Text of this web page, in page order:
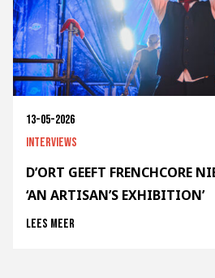
13-05-2026
Interviews
D’ORT GEEFT FRENCHCORE
‘AN ARTISAN’S EXHIBITION’
Lees meer